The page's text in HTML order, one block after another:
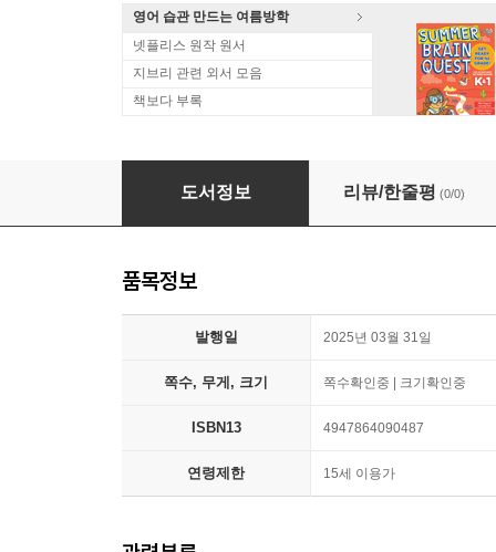
영어 습관 만드는 여름방학
넷플리스 원작 원서
지브리 관련 외서 모음
책보다 부록
ブル-ロック アクリルスタンド なぎ 誠士郞
도서정보 리뷰/한줄평 (0/0)
품목정보
발행일 2025년 03월 31일
쪽수, 무게, 크기 쪽수확인중 | 크기확인중
ISBN13 4947864090487
연령제한 15세 이용가